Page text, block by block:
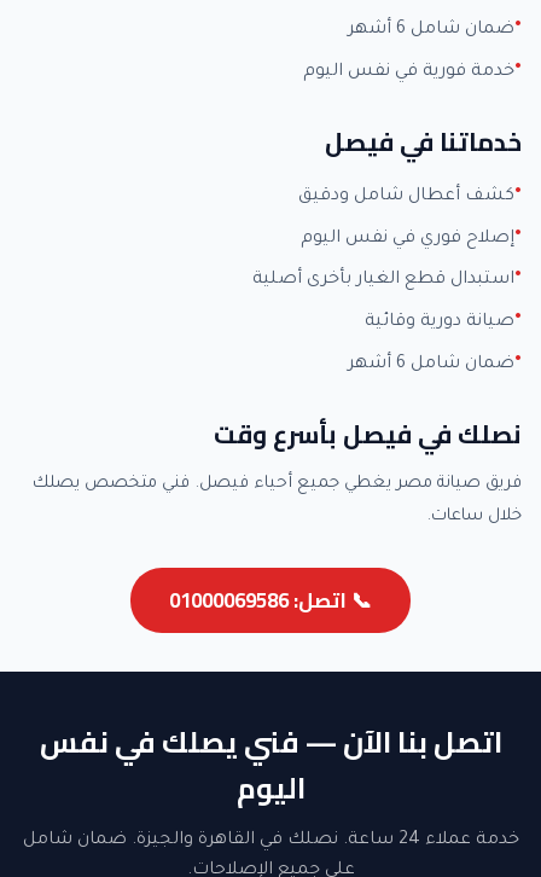
ضمان شامل 6 أشهر
خدمة فورية في نفس اليوم
خدماتنا في فيصل
كشف أعطال شامل ودقيق
إصلاح فوري في نفس اليوم
استبدال قطع الغيار بأخرى أصلية
صيانة دورية وقائية
ضمان شامل 6 أشهر
نصلك في فيصل بأسرع وقت
فريق صيانة مصر يغطي جميع أحياء فيصل. فني متخصص يصلك
خلال ساعات.
📞 اتصل: 01000069586
اتصل بنا الآن — فني يصلك في نفس
اليوم
خدمة عملاء 24 ساعة. نصلك في القاهرة والجيزة. ضمان شامل
على جميع الإصلاحات.